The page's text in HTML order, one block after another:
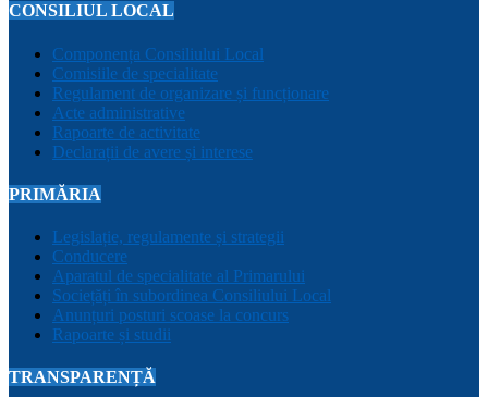
CONSILIUL LOCAL
Componența Consiliului Local
Comisiile de specialitate
Regulament de organizare și funcționare
Acte administrative
Rapoarte de activitate
Declarații de avere și interese
PRIMĂRIA
Legislație, regulamente și strategii
Conducere
Aparatul de specialitate al Primarului
Sociețăți în subordinea Consiliului Local
Anunțuri posturi scoase la concurs
Rapoarte și studii
TRANSPARENȚĂ